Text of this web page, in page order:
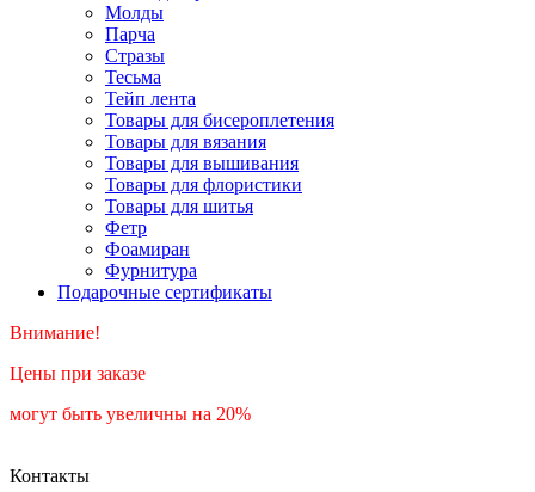
Молды
Парча
Стразы
Тесьма
Тейп лента
Товары для бисероплетения
Товары для вязания
Товары для вышивания
Товары для флористики
Товары для шитья
Фетр
Фоамиран
Фурнитура
Подарочные сертификаты
Внимание!
Цены при заказе
могут быть увеличны на 20%
Контакты